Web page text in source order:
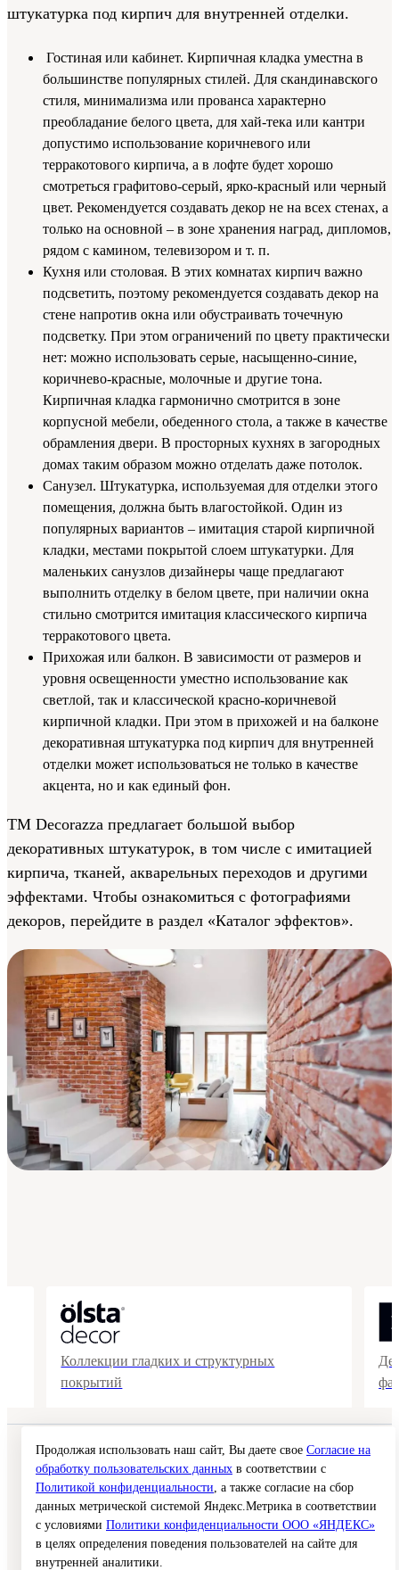
штукатурка под кирпич для внутренней отделки.
Гостиная или кабинет. Кирпичная кладка уместна в
большинстве популярных стилей. Для скандинавского
стиля, минимализма или прованса характерно
преобладание белого цвета, для хай-тека или кантри
допустимо использование коричневого или
терракотового кирпича, а в лофте будет хорошо
смотреться графитово-серый, ярко-красный или черный
цвет. Рекомендуется создавать декор не на всех стенах, а
только на основной – в зоне хранения наград, дипломов,
рядом с камином, телевизором и т. п.
Кухня или столовая. В этих комнатах кирпич важно
подсветить, поэтому рекомендуется создавать декор на
стене напротив окна или обустраивать точечную
подсветку. При этом ограничений по цвету практически
нет: можно использовать серые, насыщенно-синие,
коричнево-красные, молочные и другие тона.
Кирпичная кладка гармонично смотрится в зоне
корпусной мебели, обеденного стола, а также в качестве
обрамления двери. В просторных кухнях в загородных
домах таким образом можно отделать даже потолок.
Санузел. Штукатурка, используемая для отделки этого
помещения, должна быть влагостойкой. Один из
популярных вариантов – имитация старой кирпичной
кладки, местами покрытой слоем штукатурки. Для
маленьких санузлов дизайнеры чаще предлагают
выполнить отделку в белом цвете, при наличии окна
стильно смотрится имитация классического кирпича
терракотового цвета.
Прихожая или балкон. В зависимости от размеров и
уровня освещенности уместно использование как
светлой, так и классической красно-коричневой
кирпичной кладки. При этом в прихожей и на балконе
декоративная штукатурка под кирпич для внутренней
отделки может использоваться не только в качестве
акцента, но и как единый фон.
ТМ Decorazza предлагает большой выбор
декоративных штукатурок, в том числе с имитацией
кирпича, тканей, акварельных переходов и другими
эффектами. Чтобы ознакомиться с фотографиями
декоров, перейдите в раздел «Каталог эффектов».
Коллекции гладких и структурных
покрытий
© 2026 Interra Deco Group
Политика конфиденциальности
Согласие на обработку персональных данных
Публичная оферта
Карта сайта
Создание сайта —
Продолжая использовать наш сайт, Вы даете свое Согласие на
обработку пользовательских данных в соответствии с
Политикой конфиденциальности, а также согласие на сбор
данных метрической системой Яндекс.Метрика в соответствии
с условиями Политики конфиденциальности ООО «ЯНДЕКС»
в целях определения поведения пользователей на сайте для
внутренней аналитики.